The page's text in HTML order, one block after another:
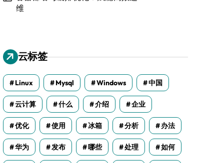
维
云标签
Linux Mysql Windows 中国
云计算 什么 介绍 企业
优化 使用 冰箱 分析 办法
华为 发布 哪些 处理 如何